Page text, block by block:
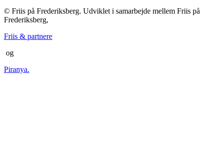
© Friis på Frederiksberg. Udviklet i samarbejde mellem Friis på
Frederiksberg,
Friis & partnere
og
Piranya.